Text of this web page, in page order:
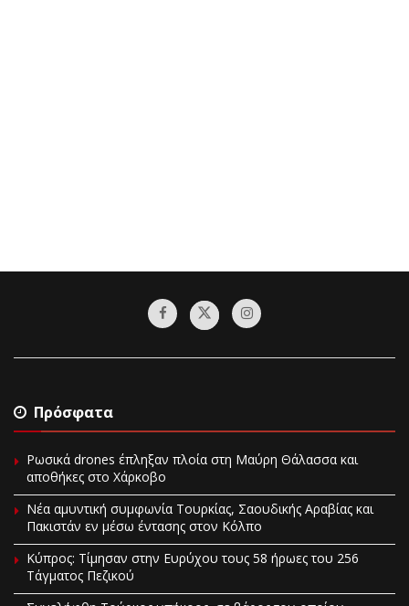
Πρόσφατα
Ρωσικά drones έπληξαν πλοία στη Μαύρη Θάλασσα και
αποθήκες στο Χάρκοβο
Νέα αμυντική συμφωνία Τουρκίας, Σαουδικής Αραβίας και
Πακιστάν εν μέσω έντασης στον Κόλπο
Κύπρος: Τίμησαν στην Ευρύχου τους 58 ήρωες του 256
Τάγματος Πεζικού